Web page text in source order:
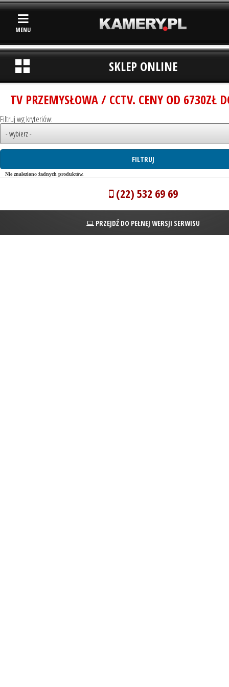
MENU
SKLEP ONLINE
TV PRZEMYSŁOWA / CCTV. CENY OD 6730ZŁ
Filtruj wg kryteriów:
Nie znaleziono żadnych produktów.
(22) 532 69 69
PRZEJDŹ DO PEŁNEJ WERSJI SERWISU